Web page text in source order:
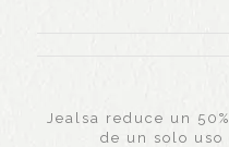
Jealsa reduce un
de un solo